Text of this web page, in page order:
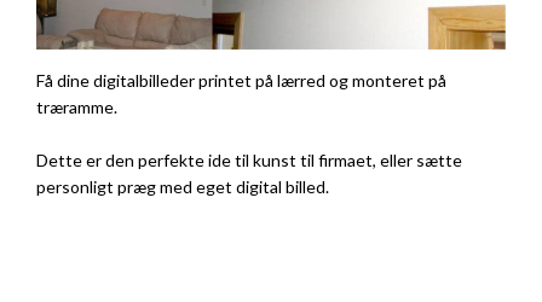
Få dine digitalbilleder printet på lærred og monteret på
træramme.
Dette er den perfekte ide til kunst til firmaet, eller sætte
personligt præg med eget digital billed.